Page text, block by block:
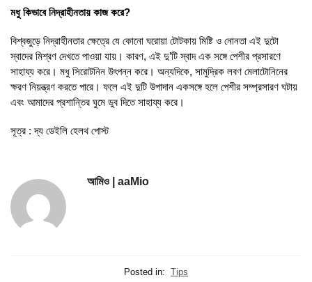
মধু কিভাবে নিদ্রাহীনতায় কাজ করে?
বিশ্বজুড়ে নিদ্রাহীনতার ক্ষেত্রে যে কোনো ঘরোয়া টোটকায় মিষ্টি ও নোনতা এই দুটো
স্বাদের মিশ্রণ দেখতে পাওয়া যায়। কারণ, এই দু’টি স্বাদ এক সঙ্গে পেশীর প্রসারণে
সাহায্য করে। মধু সিরোটনিন উৎপন্ন করে। অন্যদিকে, সামুদ্রিক লবণ মেলাটোনিনের
ক্ষরণ নিয়ন্ত্রণ করতে পারে। ফলে এই দুটি উপাদান একসঙ্গে হলে পেশীর সম্প্রসারণ ঘটায়
এবং আমাদের প্রশান্তির ঘুমে ডুব দিতে সাহায্য করে।
সূত্র : দ্য ডেইলি হেলথ পোস্ট
আমিও | aaMio
Posted in: Tips